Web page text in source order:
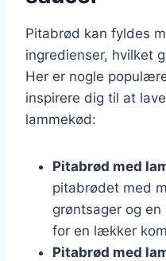
Pitabrød kan fyldes
ingredienser, hvilket
Her er nogle
inspirere dig til at
lammekød:
Pitabrød med
pitabrødet med
grøntsager og
for en lækker
Pitabrød med